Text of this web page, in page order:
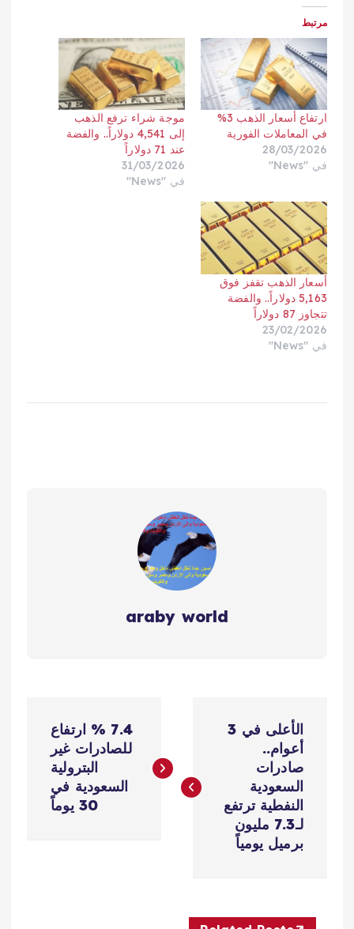
مرتبط
ارتفاع أسعار الذهب 3%
في المعاملات الفورية
28/03/2026
في "News"
موجة شراء ترفع الذهب
إلى 4,541 دولاراً.. والفضة
عند 71 دولاراً
31/03/2026
في "News"
أسعار الذهب تقفز فوق
5,163 دولاراً.. والفضة
تتجاوز 87 دولاراً
23/02/2026
في "News"
araby world
ص
الأعلى في 3
أعوام..
صادرات
السعودية
النفطية ترتفع
لـ7.3 مليون
برميل يومياً
7.4 % ارتفاع
للصادرات غير
البترولية
السعودية في
30 يوماً